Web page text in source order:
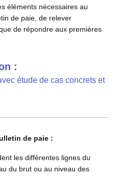
éléments nécessaires au
de paie, de relever
de répondre aux premières
:
étude de cas concrets et
de paie :
les différentes lignes du
du brut ou au niveau des